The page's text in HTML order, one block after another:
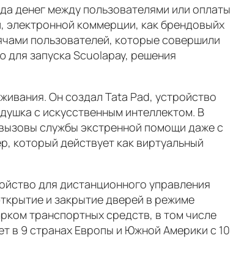
денег между пользователями или оплаты
электронной коммерции, как брендовыйх
пользователей, которые совершили
для запуска Scuolapay, решения
Он создал Tata Pad, устройство
с искусственным интеллектом. В
службы экстренной помощи даже с
который действует как виртуальный
для дистанционного управления
и закрытие дверей в режиме
транспортных средств, в том числе
в 9 странах Европы и Южной Америки с 10